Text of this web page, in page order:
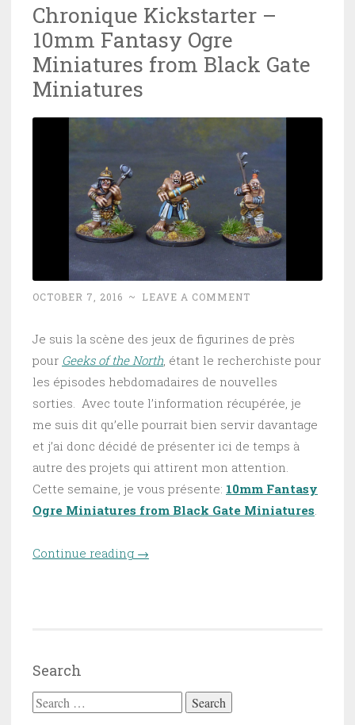
Chronique Kickstarter –
10mm Fantasy Ogre
Miniatures from Black Gate
Miniatures
OCTOBER 7, 2016 ~ LEAVE A COMMENT
Je suis la scène des jeux de figurines de près
pour Geeks of the North , étant le recherchiste pour
les épisodes hebdomadaires de nouvelles
sorties. Avec toute l’information récupérée, je
me suis dit qu’elle pourrait bien servir davantage
et j’ai donc décidé de présenter ici de temps à
autre des projets qui attirent mon attention.
Cette semaine, je vous présente: 10mm Fantasy
Ogre Miniatures from Black Gate Miniatures
Continue reading “Chronique Kickstarter – 10mm
→
Search
Search for: